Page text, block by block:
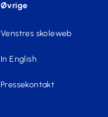
Øvrige
Venstres skoleweb
In English
Pressekontakt